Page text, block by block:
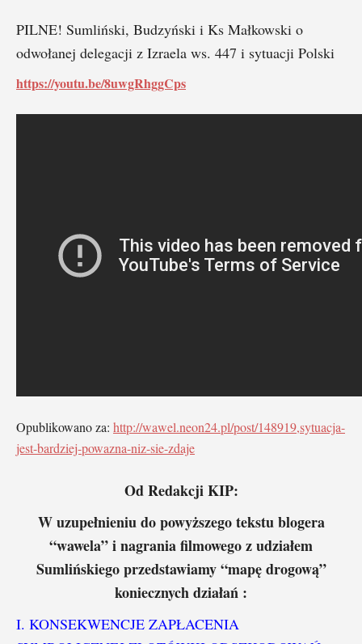
PILNE! Sumliński, Budzyński i Ks Małkowski o
odwołanej delegacji z Izraela ws. 447 i sytuacji Polski
https://youtu.be/8uwgRhggCps
Opublikowano za: http://wawel.neon24.pl/post/148919,sytuacja-
jest-bardziej-powazna-niz-sie-zdaje
Od Redakcji KIP:
W uzupełnieniu do powyższego tekstu blogera
“wawela” i nagrania filmowego z udziałem
Sumlińskiego przedstawiamy “mapę drogową”
koniecznych działań :
I. KONSEKWENCJE ZAPŁACENIA